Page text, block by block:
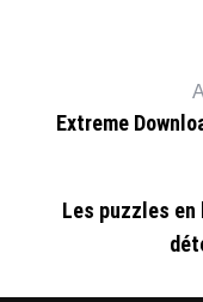
Extreme
Les puzzles